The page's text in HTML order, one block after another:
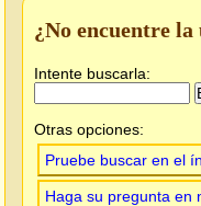
¿No encuentre
Intente buscarla:
Otras opciones:
Pruebe buscar en el
Haga su pregunta en